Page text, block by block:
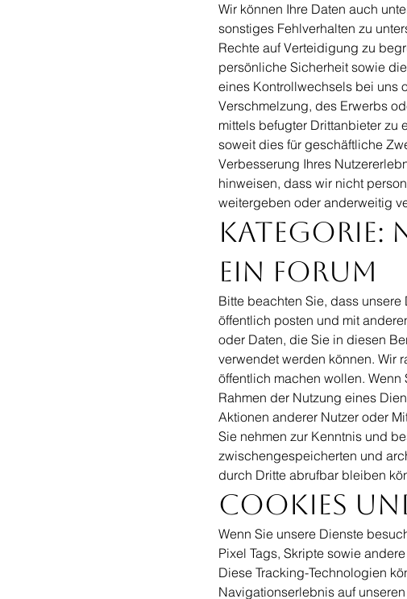
Wir können Ihre Daten auch
sonstiges Fehlverhalten zu
Rechte auf Verteidigung zu
persönliche Sicherheit sowie
eines Kontrollwechsels bei uns
Verschmelzung, des Erwerbs
mittels befugter Drittanbieter zu
soweit dies für geschäftliche
Verbesserung Ihres
hinweisen, dass wir nicht
weitergeben oder anderweitig
Kategorie:
ein Forum
Bitte beachten Sie, dass
öffentlich posten und mit
oder Daten, die Sie in diesen
verwendet werden können. Wir
öffentlich machen wollen.
Rahmen der Nutzung eines
Aktionen anderer Nutzer oder
Sie nehmen zur Kenntnis und
zwischengespeicherten und
durch Dritte abrufbar bleiben
Cookies
Wenn Sie unsere Dienste
Pixel Tags, Skripte sowie
Diese Tracking-Technologien
Navigationserlebnis auf